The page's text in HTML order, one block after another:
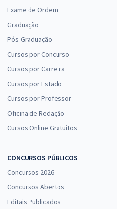
Exame de Ordem
Graduação
Pós-Graduação
Cursos por Concurso
Cursos por Carreira
Cursos por Estado
Cursos por Professor
Oficina de Redação
Cursos Online Gratuitos
CONCURSOS PÚBLICOS
Concursos 2026
Concursos Abertos
Editais Publicados